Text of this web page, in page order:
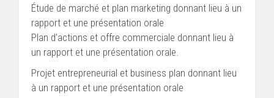
Étude de marché et plan marketing donnant lieu à un
rapport et une présentation orale
Plan d’actions et offre commerciale donnant lieu à
un rapport et une présentation orale.
Projet entrepreneurial et business plan donnant lieu
à un rapport et une présentation orale